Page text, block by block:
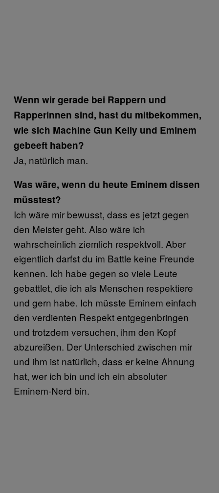
Wenn wir gerade bei Rappern und
Rapperinnen sind, hast du mitbekommen,
wie sich Machine Gun Kelly und Eminem
gebeeft haben?
Ja, natürlich man.
Was wäre, wenn du heute Eminem dissen
müsstest?
Ich wäre mir bewusst, dass es jetzt gegen
den Meister geht. Also wäre ich
wahrscheinlich ziemlich respektvoll. Aber
eigentlich darfst du im Battle keine Freunde
kennen. Ich habe gegen so viele Leute
gebattlet, die ich als Menschen respektiere
und gern habe. Ich müsste Eminem einfach
den verdienten Respekt entgegenbringen
und trotzdem versuchen, ihm den Kopf
abzureißen. Der Unterschied zwischen mir
und ihm ist natürlich, dass er keine Ahnung
hat, wer ich bin und ich ein absoluter
Eminem-Nerd bin.